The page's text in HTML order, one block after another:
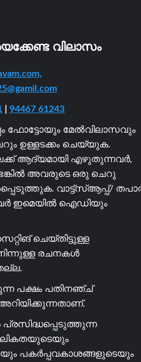
വിലാസം
94467 61243
ഫോട്ടോയും മേൽവിലാസവും
ഉള്ളടക്കം ചെയ്യുക.
ആദ്യമായി എഴുതുന്നവർ,
അവരുടെ ഒരു ചെറു
വാട്ട്സ്ആപ്പ്/
ഇമെയിൽ ഐഡിയും
ചെയ്തിട്ടുള്ള
രചനകൾ
പക്ഷം പതിനഞ്ച്
പ്രസിദ്ധപ്പെടുത്തുന്ന
പകർപ്പവകാശങ്ങളുടെയും